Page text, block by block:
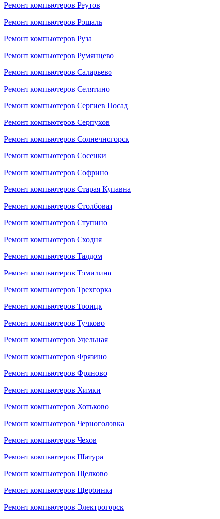
Ремонт компьютеров Реутов
Ремонт компьютеров Рошаль
Ремонт компьютеров Руза
Ремонт компьютеров Румянцево
Ремонт компьютеров Саларьево
Ремонт компьютеров Селятино
Ремонт компьютеров Сергиев Посад
Ремонт компьютеров Серпухов
Ремонт компьютеров Солнечногорск
Ремонт компьютеров Сосенки
Ремонт компьютеров Софрино
Ремонт компьютеров Старая Купавна
Ремонт компьютеров Столбовая
Ремонт компьютеров Ступино
Ремонт компьютеров Сходня
Ремонт компьютеров Талдом
Ремонт компьютеров Томилино
Ремонт компьютеров Трехгорка
Ремонт компьютеров Троицк
Ремонт компьютеров Тучково
Ремонт компьютеров Удельная
Ремонт компьютеров Фрязино
Ремонт компьютеров Фряново
Ремонт компьютеров Химки
Ремонт компьютеров Хотьково
Ремонт компьютеров Черноголовка
Ремонт компьютеров Чехов
Ремонт компьютеров Шатура
Ремонт компьютеров Щелково
Ремонт компьютеров Щербинка
Ремонт компьютеров Электрогорск